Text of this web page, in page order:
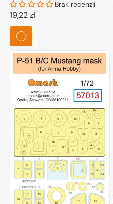
Brak recenzji
Cena
regularna
19,22 zł